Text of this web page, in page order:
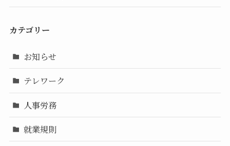
カテゴリー
お知らせ
テレワーク
人事労務
就業規則